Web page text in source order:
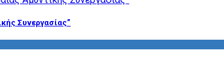
Συνεργασίας”